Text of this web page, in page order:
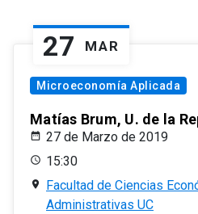
27 MAR
Microeconomía Aplicada
Matías Brum, U. de la
27 de Marzo de 2019
15:30
Facultad de Ciencias
Administrativas UC